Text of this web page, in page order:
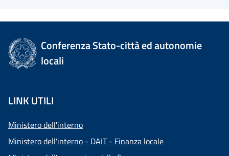
Conferenza Stato-città ed autonomie
locali
LINK UTILI
Ministero dell'interno
Ministero dell'interno - DAIT - Finanza locale